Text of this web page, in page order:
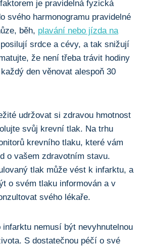
je ⁢pravidelná fyzická
​svého⁢ harmonogramu pravidelné
běh, plavání nebo jízda na
srdce a cévy, a tak snižují
že není třeba trávit hodiny
den věnovat alespoň ​30
udržovat⁢ si‍ zdravou hmotnost
svůj ‌krevní tlak. Na trhu
krevního tlaku, které⁤ vám
o ​vašem zdravotním stavu.⁣
tlak může ⁣vést ⁤k ​infarktu, a
o svém tlaku informován a v
svého lékaře.
nemusí být nevyhnutelnou
S dostatečnou ​péčí o své